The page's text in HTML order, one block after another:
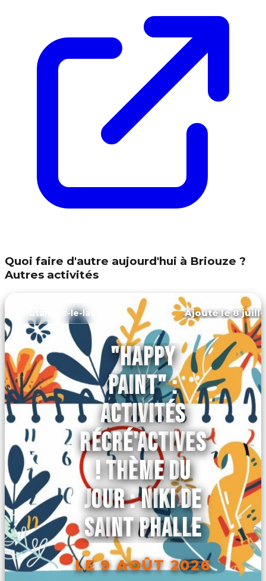
Quoi faire d'autre aujourd'hui à Briouze ?
Autres activités
Putanges-le-lac Ajouté le 8
"HAPPY
PAINT" :
ACTIVITÉS
RÉCRÉ'ACTIVES
! THÈME DU
JOUR : NIKI DE
SAINT PHALLE
LE 9 AOÛT 2026